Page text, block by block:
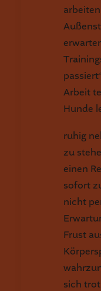
Arbeit
Hunde
ruhig
zu
einen
sofort
nicht
Frust
sich